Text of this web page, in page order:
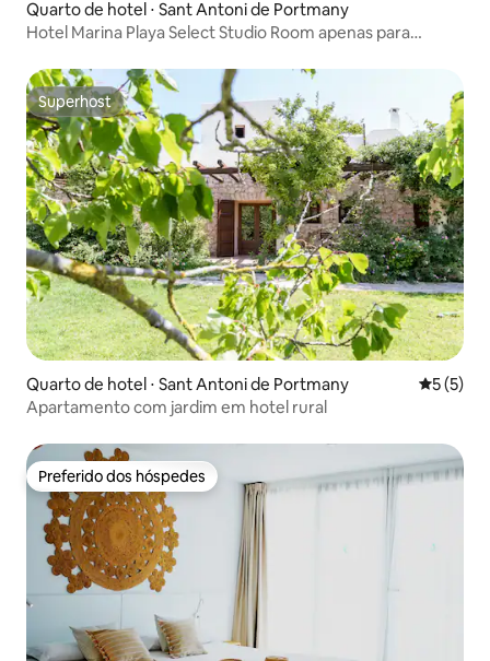
Quarto de hotel ⋅ Sant Antoni de Portmany
Hotel Marina Playa Select Studio Room apenas para
Superhost
Superhost
Quarto de hotel ⋅ Sant Antoni de Portmany 5 de
5 (5)
Apartamento com jardim em hotel rural
Preferido dos hóspedes
Preferido dos hóspedes